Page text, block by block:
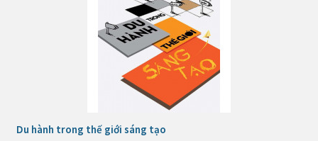
Du hành trong thế giới sáng tạo